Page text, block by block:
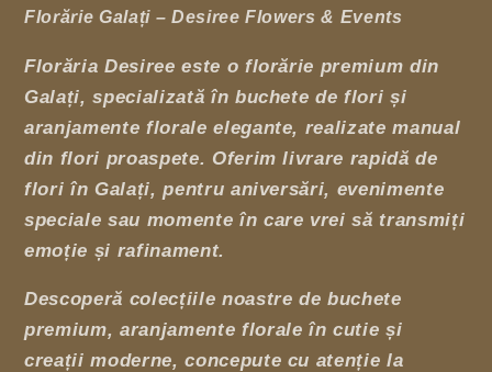
Florărie Galați – Desiree Flowers & Events
Florăria Desiree este o florărie premium din
Galați, specializată în buchete de flori și
aranjamente florale elegante, realizate manual
din flori proaspete. Oferim livrare rapidă de
flori în Galați, pentru aniversări, evenimente
speciale sau momente în care vrei să transmiți
emoție și rafinament.
Descoperă colecțiile noastre de buchete
premium, aranjamente florale în cutie și
creații moderne, concepute cu atenție la